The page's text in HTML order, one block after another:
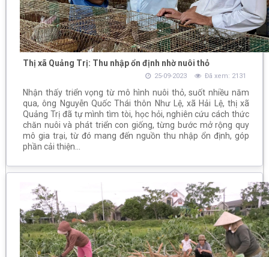
Thị xã Quảng Trị: Thu nhập ổn định nhờ nuôi thỏ
25-09-2023 Đã xem: 2131
Nhận thấy triển vọng từ mô hình nuôi thỏ, suốt nhiều năm
qua, ông Nguyễn Quốc Thái thôn Như Lệ, xã Hải Lệ, thị xã
Quảng Trị đã tự mình tìm tòi, học hỏi, nghiên cứu cách thức
chăn nuôi và phát triển con giống, từng bước mở rộng quy
mô gia trại, từ đó mang đến nguồn thu nhập ổn định, góp
phần cải thiện...